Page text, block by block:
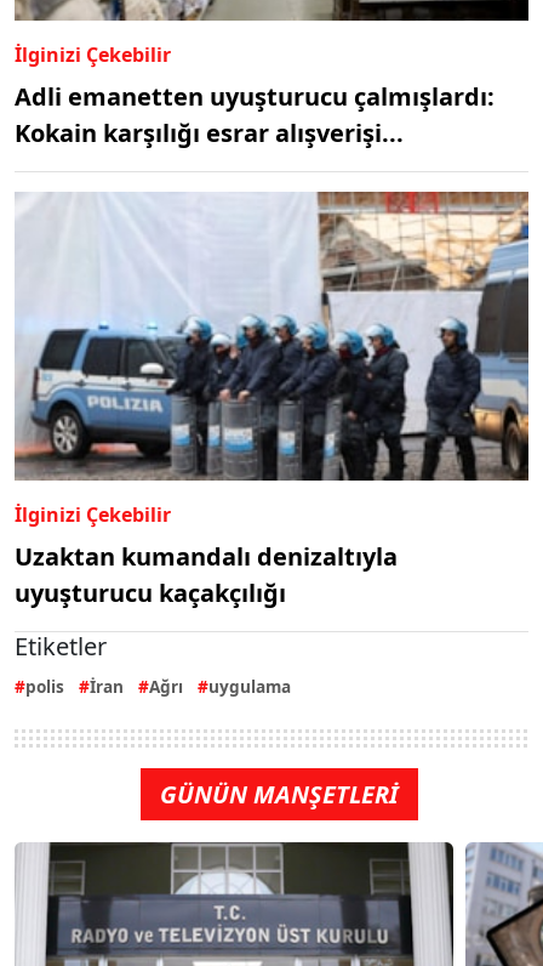
İlginizi Çekebilir
Adli emanetten uyuşturucu çalmışlardı:
Kokain karşılığı esrar alışverişi...
İlginizi Çekebilir
Uzaktan kumandalı denizaltıyla
uyuşturucu kaçakçılığı
Etiketler
polis İran Ağrı uygulama
GÜNÜN MANŞETLERİ